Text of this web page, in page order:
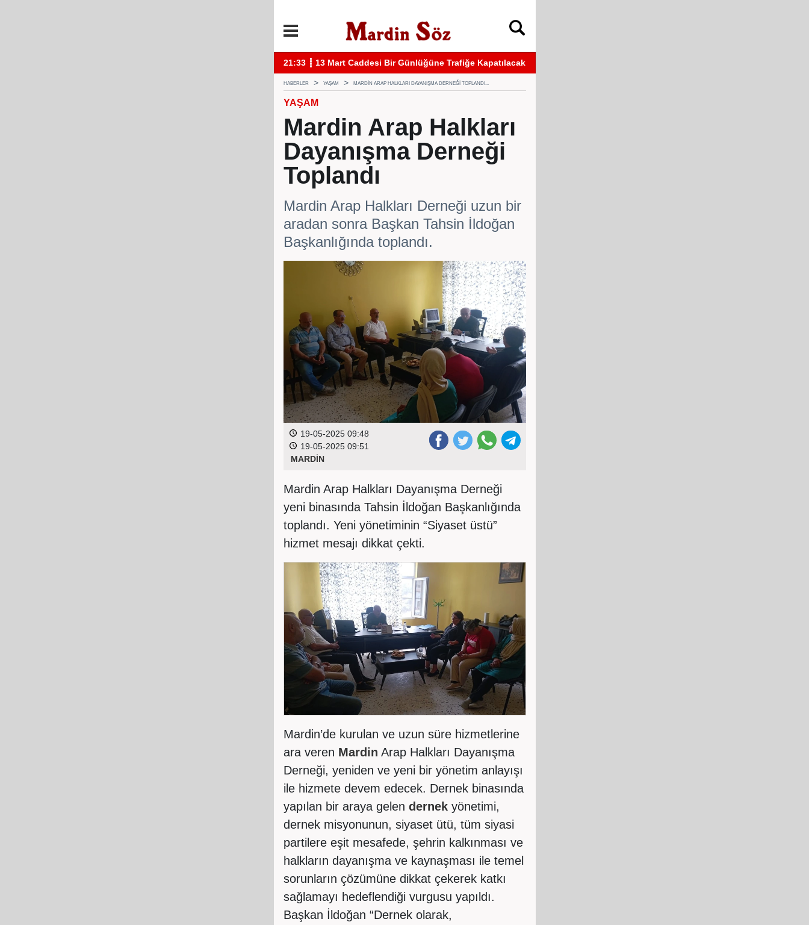
11:57 ┋ Midyat’ta bıçaklı kavga can aldı
HABERLER YAŞAM MARDIN ARAP HALKLARI DAYANIŞMA DERNEĞI TOPLANDI...
YAŞAM
Mardin Arap Halkları
Dayanışma Derneği
Toplandı
Mardin Arap Halkları Derneği uzun bir
aradan sonra Başkan Tahsin İldoğan
Başkanlığında toplandı.
19-05-2025 09:48
19-05-2025 09:51
MARDİN
Mardin Arap Halkları Dayanışma Derneği
yeni binasında Tahsin İldoğan Başkanlığında
toplandı. Yeni yönetiminin “Siyaset üstü”
hizmet mesajı dikkat çekti.
Mardin’de kurulan ve uzun süre hizmetlerine
ara veren Mardin Arap Halkları Dayanışma
Derneği, yeniden ve yeni bir yönetim anlayışı
ile hizmete devem edecek. Dernek binasında
yapılan bir araya gelen dernekyönetimi,
dernek misyonunun, siyaset ütü, tüm siyasi
partilere eşit mesafede, şehrin kalkınması ve
halkların dayanışma ve kaynaşması ile temel
sorunların çözümüne dikkat çekerek katkı
sağlamayı hedeflendiği vurgusu yapıldı.
Başkan İldoğan “Dernek olarak,